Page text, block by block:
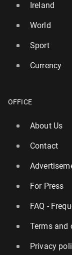
Ireland
World
Sport
Currency
OFFICE
About Us
Contact
For Press
FAQ -
Terms and
Privacy